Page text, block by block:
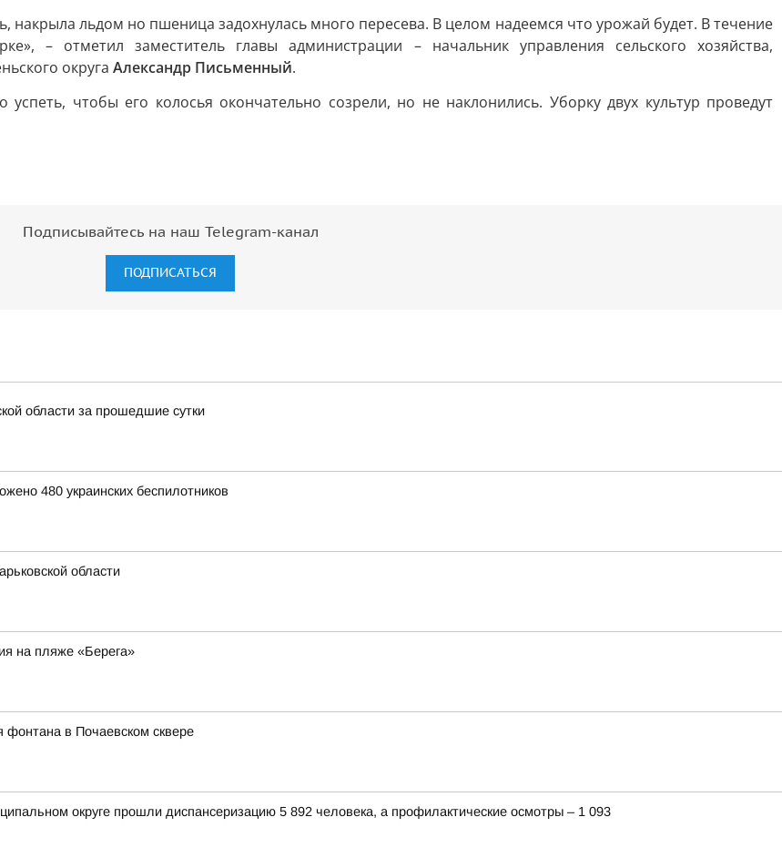
льдом но пшеница задохнулась много пересева. В целом надеемся что урожай будет. В течение
– отметил заместитель главы администрации – начальник управления сельского хозяйства,
округа Александр Письменный.
чтобы его колосья окончательно созрели, но не наклонились. Уборку двух культур проведут
Подписывайтесь на наш Telegram-канал
ПОДПИСАТЬСЯ
области за прошедшие сутки
480 украинских беспилотников
области
на пляже «Берега»
фонтана в Почаевском сквере
округе прошли диспансеризацию 5 892 человека, а профилактические осмотры – 1 093